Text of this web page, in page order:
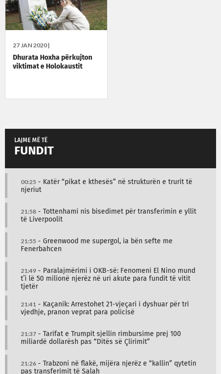
27 JAN 2020 |
Dhurata Hoxha përkujton
viktimat e Holokaustit
LAJME MË TË
FUNDIT
00:25 - Katër “pikat e kthesës” në strukturën e trurit të
njeriut
21:58 - Tottenhami nis bisedimet për transferimin e yllit
të Liverpoolit
21:55 - Greenwood me supergol, ia bën sefte me
Fenerbahcen
21:49 - Paralajmërimi i OKB-së: Fenomeni El Nino mund
t’i lë 50 milionë njerëz në uri akute para fundit të vitit
tjetër
21:41 - Kaçanik: Arrestohet 21-vjeçari i dyshuar për tri
vjedhje, pranon veprat para policisë
21:37 - Tarifat e Trumpit sjellin rimbursime prej 100
miliardë dollarësh pas “Ditës së Çlirimit”
21:26 - Trabzoni në flakë, mijëra njerëz e “kallin” qytetin
pas transferimit të Salah